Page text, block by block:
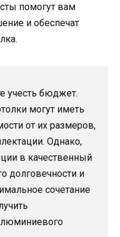
помогут вам
и обеспечат
учесть бюджет.
могут иметь
от их размеров,
Однако,
в качественный
долговечности и
сочетание